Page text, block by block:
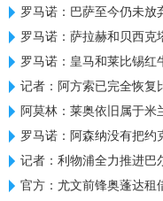
罗马诺：巴萨至今仍未放
罗马诺：萨拉赫和贝西克
罗马诺：皇马和莱比锡红
记者：阿方索已完全恢复
阿莫林：莱奥依旧属于
罗马诺：阿森纳没有把约
记者：利物浦全力推进巴
官方：尤文前锋奥蓬达租